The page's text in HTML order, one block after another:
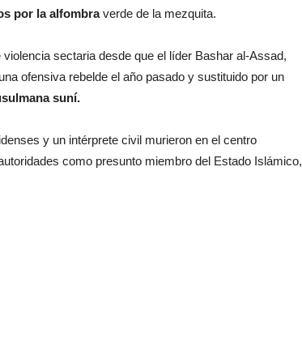
por la alfombraverde de la mezquita.
sectaria desde que el líder Bashar al-Assad,
ofensiva rebelde el año pasado y sustituido por un
suní.
y un intérprete civil murieron en el centro
como presunto miembro del Estado Islámico,